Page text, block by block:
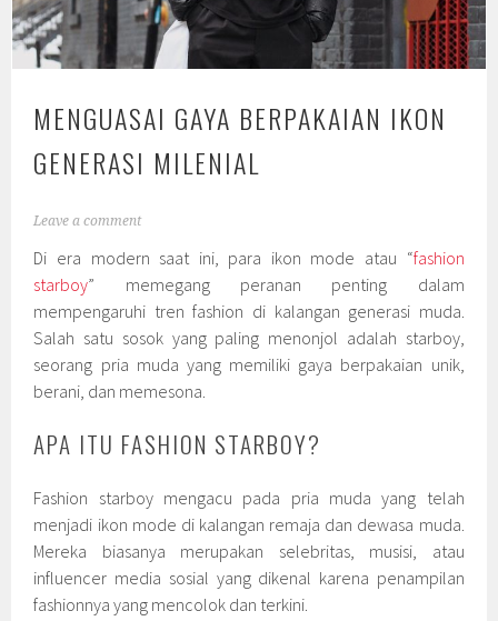
MENGUASAI GAYA BERPAKAIAN IKON
GENERASI MILENIAL
Leave a comment
Di era modern saat ini, para ikon mode atau “fashion
starboy” memegang peranan penting dalam
mempengaruhi tren fashion di kalangan generasi muda.
Salah satu sosok yang paling menonjol adalah starboy,
seorang pria muda yang memiliki gaya berpakaian unik,
berani, dan memesona.
APA ITU FASHION STARBOY?
Fashion starboy mengacu pada pria muda yang telah
menjadi ikon mode di kalangan remaja dan dewasa muda.
Mereka biasanya merupakan selebritas, musisi, atau
influencer media sosial yang dikenal karena penampilan
fashionnya yang mencolok dan terkini.